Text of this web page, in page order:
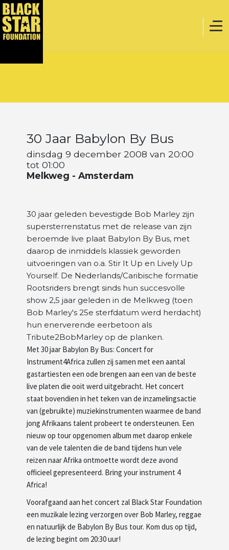
Webstore
Evenementen
Projecten
Artiesten
Wie zijn wij
30 Jaar Babylon By Bus
dinsdag 9 december 2008 van 20:00
tot 01:00
Melkweg - Amsterdam
30 jaar geleden bevestigde Bob Marley zijn
supersterrenstatus met de release van zijn
beroemde live plaat Babylon By Bus, met
daarop de inmiddels klassiek geworden
uitvoeringen van o.a. Stir It Up en Lively Up
Yourself. De Nederlands/Caribische formatie
Rootsriders brengt sinds hun succesvolle
show 2,5 jaar geleden in de Melkweg (toen
Bob Marley's 25e sterfdatum werd herdacht)
hun enerverende eerbetoon als
Tribute2BobMarley op de planken.
Met 30 jaar Babylon By Bus: Concert for
Instrument4Africa zullen zij samen met een aantal
gastartiesten een ode brengen aan een van de beste
live platen die ooit werd uitgebracht. Het concert
staat bovendien in het teken van de inzamelingsactie
van (gebruikte) muziekinstrumenten waarmee de band
jong Afrikaans talent probeert te ondersteunen. Een
nieuw op tour opgenomen album met daarop enkele
van de vele talenten die de band tijdens hun vele
reizen naar Afrika ontmoette wordt deze avond
officieel gepresenteerd. Bring your instrument 4
Africa!
Voorafgaand aan het concert zal Black Star Foundation
een muzikale lezing verzorgen over Bob Marley, reggae
en natuurlijk de Babylon By Bus tour. Kom dus op tijd,
de lezing begint om 20:30 uur!